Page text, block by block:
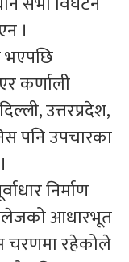
।
भएपछि
कर्णाली
उत्तरप्रदेश,
पनि उपचारका
निर्माण
आधारभूत
चरणमा रहेकोले